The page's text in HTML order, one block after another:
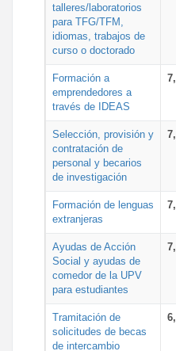
talleres/laboratorios
para TFG/TFM,
idiomas, trabajos de
curso o doctorado
Formación a
emprendedores a
través de IDEAS
Selección, provisión y
contratación de
personal y becarios
de investigación
Formación de lenguas
extranjeras
Ayudas de Acción
Social y ayudas de
comedor de la UPV
para estudiantes
Tramitación de
solicitudes de becas
de intercambio